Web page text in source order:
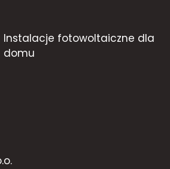
Instalacje fotowoltaiczne dla
domu